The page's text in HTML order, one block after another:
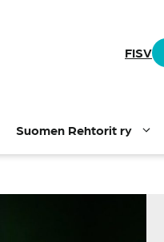
FISV
Suomen Rehtorit ry